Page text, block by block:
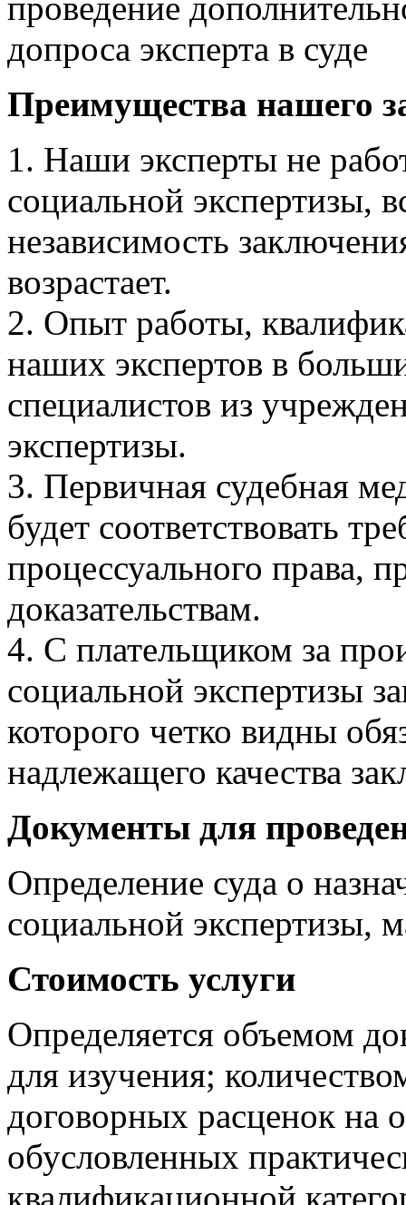
проведение
допроса эксперта в суде
Преимущества нашего
1. Наши эксперты не
социальной экспертизы,
независимость
возрастает.
2. Опыт работы,
наших экспертов в
специалистов из
экспертизы.
3. Первичная судебная
будет соответствовать
процессуального права,
доказательствам.
4. С плательщиком за
социальной экспертизы
которого четко видны
надлежащего качества
Документы для
Определение суда о
социальной экспертизы,
Стоимость услуги
Определяется объемом
для изучения;
договорных расценок на
обусловленных